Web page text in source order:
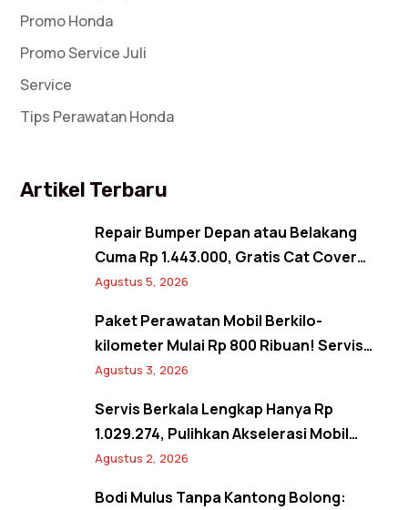
Promo Honda
Promo Service Juli
Service
Tips Perawatan Honda
Artikel Terbaru
Repair Bumper Depan atau Belakang
Cuma Rp 1.443.000, Gratis Cat Cover
Spion! Back to Shine Promo Agustus
Agustus 5, 2026
Paket Perawatan Mobil Berkilo-
kilometer Mulai Rp 800 Ribuan! Servis
Semangat Kemerdekaan Promo Agustus
Agustus 3, 2026
Servis Berkala Lengkap Hanya Rp
1.029.274, Pulihkan Akselerasi Mobil
Seperti Baru! Back to Prime Promo
Agustus 2, 2026
Bodi Mulus Tanpa Kantong Bolong: